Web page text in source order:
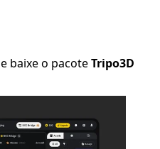
e baixe o pacoteTripo3D